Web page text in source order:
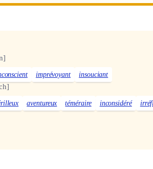
imprévoyant insouciant
aventureux téméraire inconsidéré